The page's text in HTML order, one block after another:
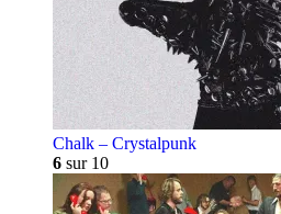
Chalk – Crystalpunk
6 sur 10